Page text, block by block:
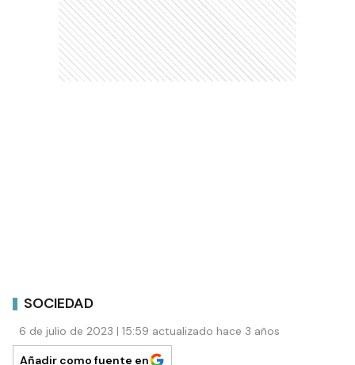
SOCIEDAD
6 de julio de 2023 | 15:59 actualizado hace 3 años
Añadir como fuente en